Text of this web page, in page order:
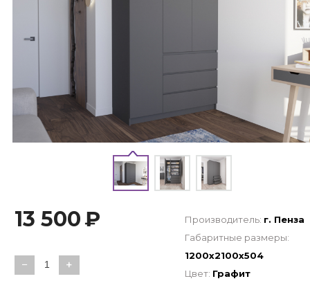
13 500₽
− +
Производитель: г. Пенза
Габаритные размеры:
1200х2100х504
Цвет: Графит